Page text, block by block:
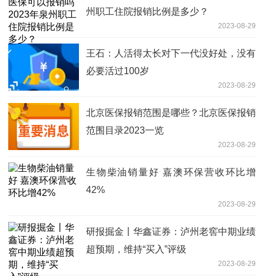
州职工住院报销比例是多少？
2023-08-29
王石：人活得太长对下一代没好处，没有
必要活过100岁
2023-08-29
北京医保报销范围是哪些？北京医保报销
范围目录2023一览
2023-08-29
生物柴油销量好 嘉澳环保营收环比增
42%
2023-08-29
研报掘金丨华鑫证券：泸州老窖中期业绩
超预期，维持“买入”评级
2023-08-29